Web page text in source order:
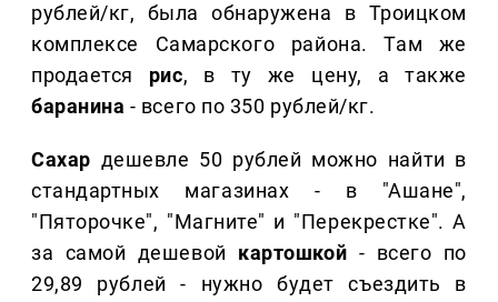
рублей/кг, была обнаружена в Троицком
комплексе Самарского района. Там же
продается рис, в ту же цену, а также
баранина - всего по 350 рублей/кг.
Сахар дешевле 50 рублей можно найти в
стандартных магазинах - в "Ашане",
"Пяторочке", "Магните" и "Перекрестке". А
за самой дешевой картошкой - всего по
29,89 рублей - нужно будет съездить в